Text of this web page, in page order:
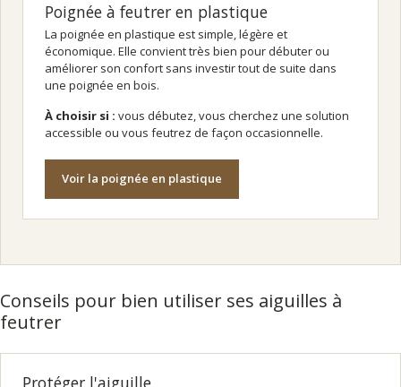
Poignée à feutrer en plastique
La poignée en plastique est simple, légère et
économique. Elle convient très bien pour débuter ou
améliorer son confort sans investir tout de suite dans
une poignée en bois.
À choisir si : vous débutez, vous cherchez une solution
accessible ou vous feutrez de façon occasionnelle.
Voir la poignée en plastique
Conseils pour bien utiliser ses aiguilles à
feutrer
Protéger l'aiguille